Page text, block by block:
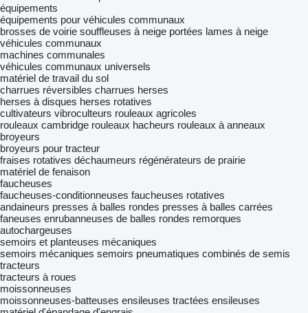
équipements
équipements pour véhicules communaux
brosses de voirie souffleuses à neige portées lames à neige
véhicules communaux
machines communales
véhicules communaux universels
matériel de travail du sol
charrues réversibles charrues herses
herses à disques herses rotatives
cultivateurs vibroculteurs rouleaux agricoles
rouleaux cambridge rouleaux hacheurs rouleaux à anneaux
broyeurs
broyeurs pour tracteur
fraises rotatives déchaumeurs régénérateurs de prairie
matériel de fenaison
faucheuses
faucheuses-conditionneuses faucheuses rotatives
andaineurs presses à balles rondes presses à balles carrées
faneuses enrubanneuses de balles rondes remorques
autochargeuses
semoirs et planteuses mécaniques
semoirs mécaniques semoirs pneumatiques combinés de semis
tracteurs
tracteurs à roues
moissonneuses
moissonneuses-batteuses ensileuses tractées ensileuses